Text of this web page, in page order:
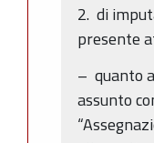
2. di
presente
– quanto
assunto